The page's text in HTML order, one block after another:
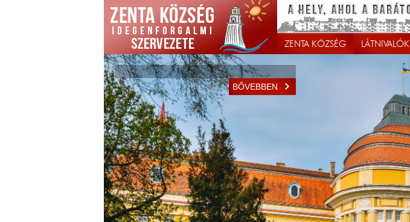
ZENTA KÖZSÉG LÁTNIVALÓK
BŐVEBBEN